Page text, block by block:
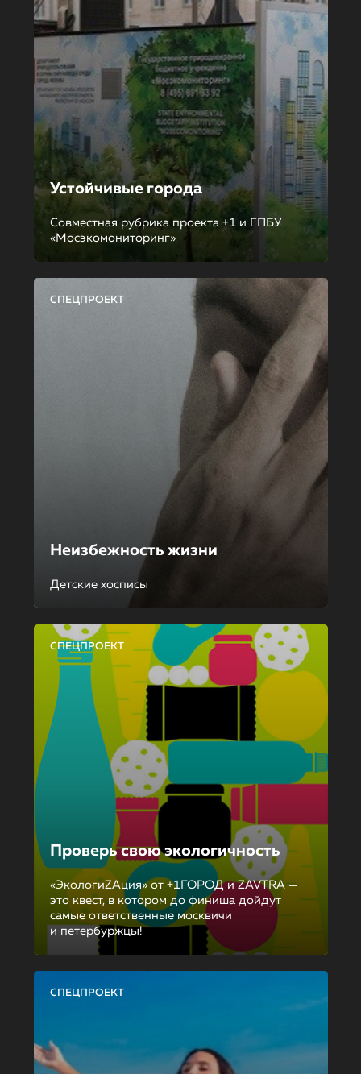
Устойчивые города
Совместная рубрика проекта +1 и ГПБУ
«Мосэкомониторинг»
СПЕЦПРОЕКТ
Неизбежность жизни
Детские хосписы
СПЕЦПРОЕКТ
Проверь свою экологичность
«ЭкологиZAция» от +1ГОРОД и ZAVTRA —
это квест, в котором до финиша дойдут
самые ответственные москвичи
и петербуржцы!
СПЕЦПРОЕКТ